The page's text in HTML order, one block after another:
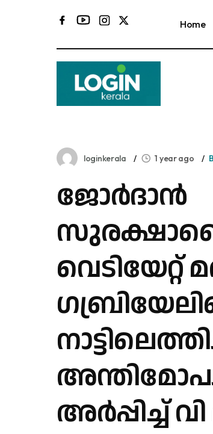
Home
loginkerala 1 year ago
ജോർദാൻ
വെടിയേറ്റ്
അർപ്പിച്ച്